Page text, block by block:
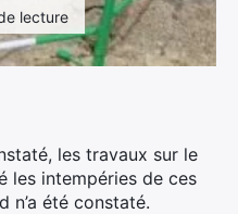
lecture
les travaux sur le
les intempéries de ces
n’a été constaté.